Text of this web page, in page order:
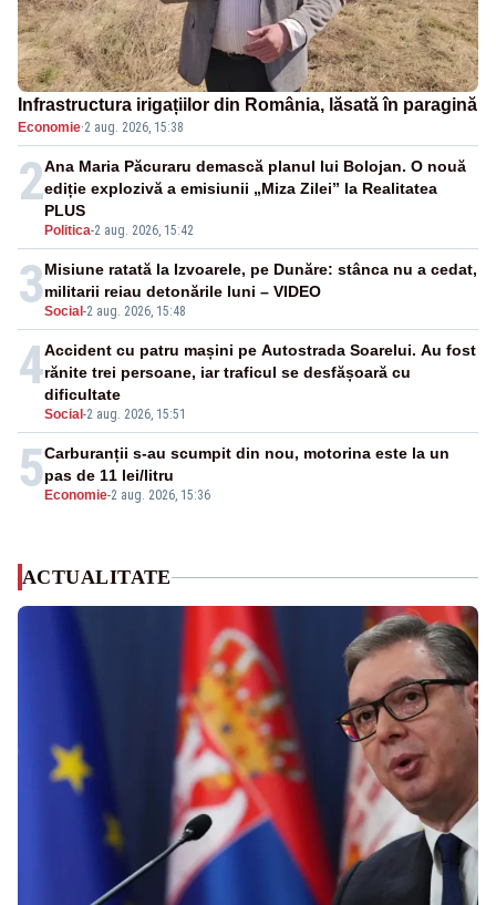
Infrastructura irigațiilor din România, lăsată în paragină
Economie·2 aug. 2026, 15:38
2
Politica-2 aug. 2026, 15:42
Ana Maria Păcuraru demască planul lui Bolojan. O nouă
ediție explozivă a emisiunii „Miza Zilei” la Realitatea
PLUS
3Social -2 aug. 2026, 15:48
Misiune ratată la Izvoarele, pe Dunăre: stânca nu a cedat,
militarii reiau detonările luni – VIDEO
4
Social -2 aug. 2026, 15:51
Accident cu patru mașini pe Autostrada Soarelui. Au fost
rănite trei persoane, iar traficul se desfășoară cu
dificultate
5 Economie-2 aug. 2026, 15:36
Carburanții s-au scumpit din nou, motorina este la un
pas de 11 lei/litru
ACTUALITATE